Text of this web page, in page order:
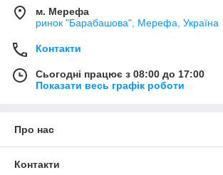
м. Мерефа
ринок "Барабашова", Мерефа, Україна
Контакти
Сьогодні працює з 08:00 до 17:00
Показати весь графік роботи
Про нас
Контакти